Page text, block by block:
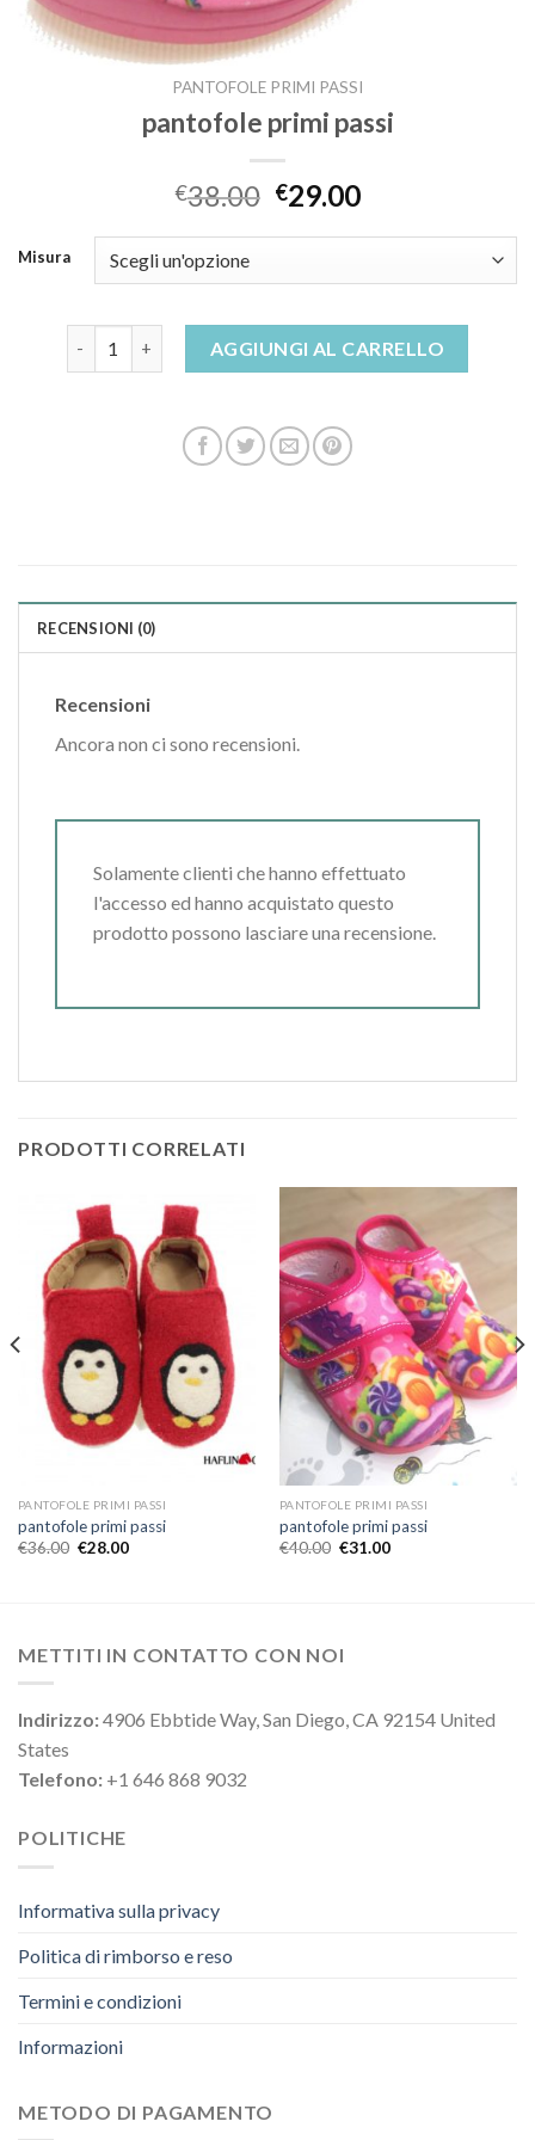
PANTOFOLE PRIMI PASSI
pantofole primi passi
€38.00 €29.00
Misura
AGGIUNGI AL CARRELLO
RECENSIONI (0)
Recensioni
Ancora non ci sono recensioni.
Solamente clienti che hanno effettuato
l'accesso ed hanno acquistato questo
prodotto possono lasciare una recensione.
PRODOTTI CORRELATI
PANTOFOLE PRIMI PASSI
pantofole primi passi
€36.00 €28.00
PANTOFOLE PRIMI PASSI
pantofole primi passi
€40.00 €31.00
METTITI IN CONTATTO CON NOI
Indirizzo:4906 Ebbtide Way, San Diego, CA 92154 United
States
Telefono: +1 646 868 9032
POLITICHE
Informativa sulla privacy
Politica di rimborso e reso
Termini e condizioni
Informazioni
METODO DI PAGAMENTO